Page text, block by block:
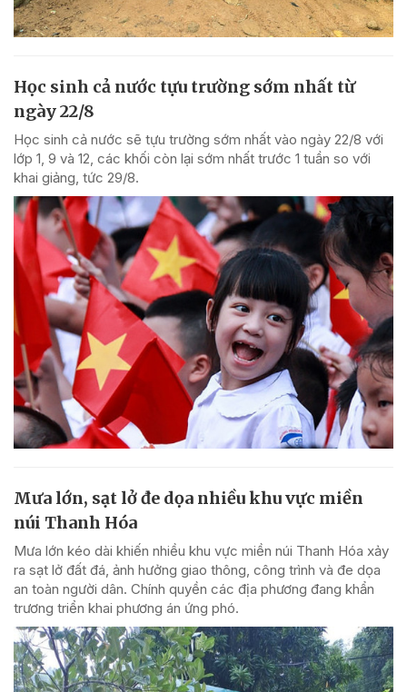
Học sinh cả nước tựu trường sớm nhất từ
ngày 22/8
Học sinh cả nước sẽ tựu trường sớm nhất vào ngày 22/8 với
lớp 1, 9 và 12, các khối còn lại sớm nhất trước 1 tuần so với
khai giảng, tức 29/8.
Mưa lớn, sạt lở đe dọa nhiều khu vực miền
núi Thanh Hóa
Mưa lớn kéo dài khiến nhiều khu vực miền núi Thanh Hóa xảy
ra sạt lở đất đá, ảnh hưởng giao thông, công trình và đe dọa
an toàn người dân. Chính quyền các địa phương đang khẩn
trương triển khai phương án ứng phó.